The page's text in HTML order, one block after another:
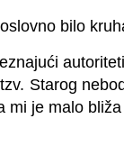
bilo
Starog
mi je malo